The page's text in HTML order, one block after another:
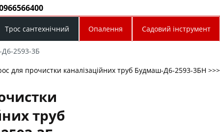
Трос сантехнічний Опалення Садовий інструмент
Д6-2593-3Б
для прочистки каналізаційних труб Будмаш-Д6-2593-3БН >>>
труб